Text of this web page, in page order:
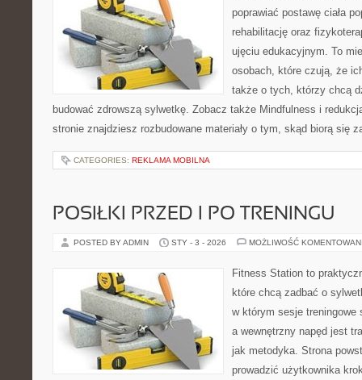
poprawiać postawę ciała
rehabilitację oraz
ujęciu edukacyjnym. To
osobach, które czują, że
także o tych, którzy chcą
budować zdrowszą sylwetkę. Zobacz także Mindfulness i
stronie znajdziesz rozbudowane materiały o tym, skąd biorą się
CATEGORIES: REKLAMA MOBILNA
POSIŁKI PRZED I PO TRENINGU
POSTED BY ADMIN STY - 3 - 2026 MOŻLIWOŚĆ
Fitness Station to
które chcą zadbać o
w którym sesje treningowe
a wewnętrzny napęd jest
jak metodyka. Strona
prowadzić użytkownika